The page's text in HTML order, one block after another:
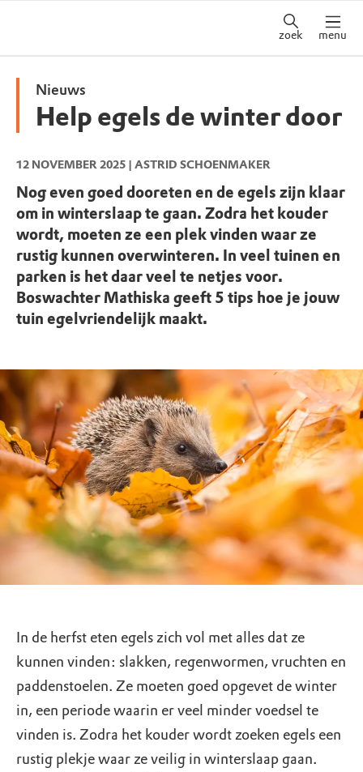
zoek menu
Nieuws
Help egels de winter door
12 NOVEMBER 2025 | ASTRID SCHOENMAKER
Nog even goed dooreten en de egels zijn klaar
om in winterslaap te gaan. Zodra het kouder
wordt, moeten ze een plek vinden waar ze
rustig kunnen overwinteren. In veel tuinen en
parken is het daar veel te netjes voor.
Boswachter Mathiska geeft 5 tips hoe je jouw
tuin egelvriendelijk maakt.
In de herfst eten egels zich vol met alles dat ze
kunnen vinden: slakken, regenwormen, vruchten en
paddenstoelen. Ze moeten goed opgevet de winter
in, een periode waarin er veel minder voedsel te
vinden is. Zodra het kouder wordt zoeken egels een
rustig plekje waar ze veilig in winterslaap gaan.